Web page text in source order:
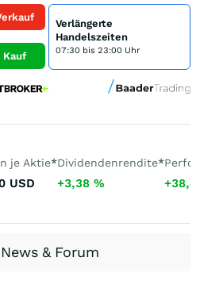
Kauf
Verlängerte
Handelszeiten
07:30 bis 23:00 Uhr
je Aktie*
USD
Dividendenrendite*
+3,38 %
& Forum